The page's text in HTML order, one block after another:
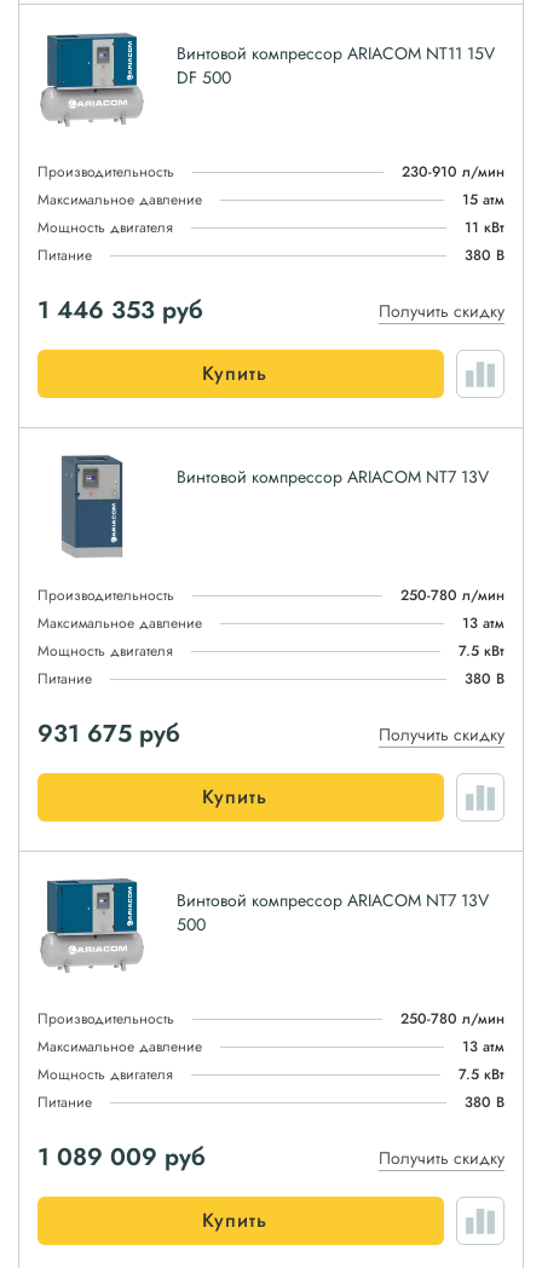
Винтовой компрессор ARIACOM NT11 15V
DF 500
Производительность
230-910 л/мин
Максимальное давление
15 атм
Мощность двигателя
11 кВт
Питание
380 В
1 446 353 руб Получить скидку
Купить
Винтовой компрессор ARIACOM NT7 13V
Производительность
250-780 л/мин
Максимальное давление
13 атм
Мощность двигателя
7.5 кВт
Питание
380 В
931 675 руб Получить скидку
Купить
Винтовой компрессор ARIACOM NT7 13V
500
Производительность
250-780 л/мин
Максимальное давление
13 атм
Мощность двигателя
7.5 кВт
Питание
380 В
1 089 009 руб Получить скидку
Купить